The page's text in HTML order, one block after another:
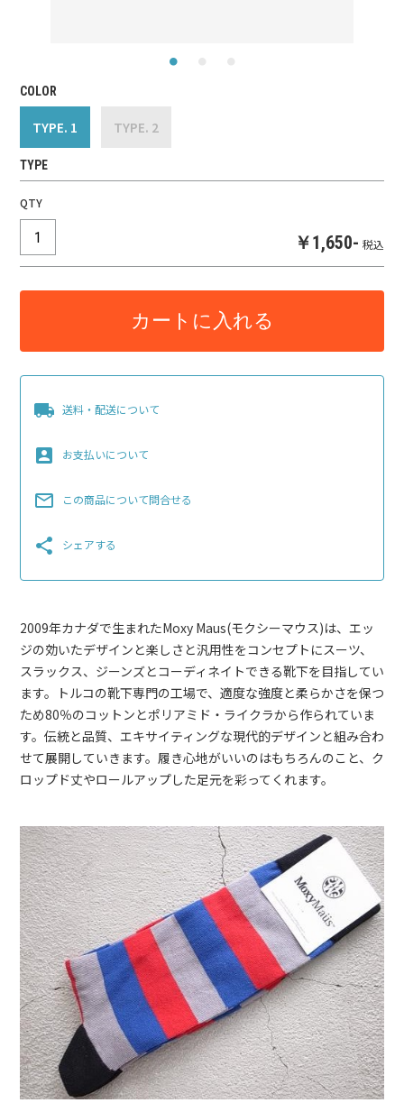
COLOR
TYPE. 1 TYPE. 2
TYPE
QTY
￥1,650- 税込
カートに入れる
local_shipping 送料・配送について
account_box お支払いについて
mail_outline この商品について問合せる
share シェアする
2009年カナダで生まれたMoxy Maus(モクシーマウス)は、エッ
ジの効いたデザインと楽しさと汎用性をコンセプトにスーツ、
スラックス、ジーンズとコーディネイトできる靴下を目指してい
ます。トルコの靴下専門の工場で、適度な強度と柔らかさを保つ
ため80％のコットンとポリアミド・ライクラから作られていま
す。伝統と品質、エキサイティングな現代的デザインと組み合わ
せて展開していきます。履き心地がいいのはもちろんのこと、ク
ロップド丈やロールアップした足元を彩ってくれます。